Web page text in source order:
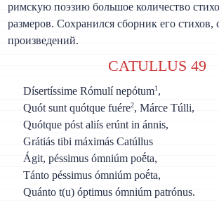
римскую поэзию большое количество
размеров. Сохранился сборник его
произведений.
CATULLUS 49
Dísertíssime Rómulí nepótum1,
Quót sunt quótque fuére2, Márce Túlli,
Quótque póst aliís erúnt in ánnis,
Grátiás tibi máximás Catúllus
Ágit, péssimus ómniúm poḗta,
Tánto péssimus ómniúm poḗta,
Quánto t(u) óptimus ómniúm patrónus.